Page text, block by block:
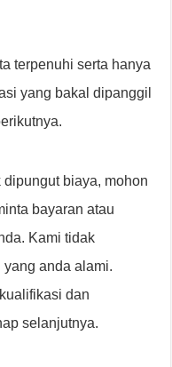
terpenuhi serta hanya
yang bakal dipanggil
biaya, mohon
bayaran atau
Kami tidak
anda alami.
dan
selanjutnya.